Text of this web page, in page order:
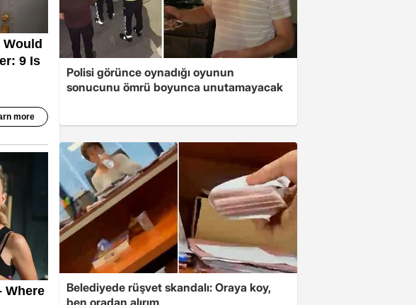
Polisi görünce oynadığı oyunun
sonucunu ömrü boyunca unutamayacak
Belediyede rüşvet skandalı: Oraya koy,